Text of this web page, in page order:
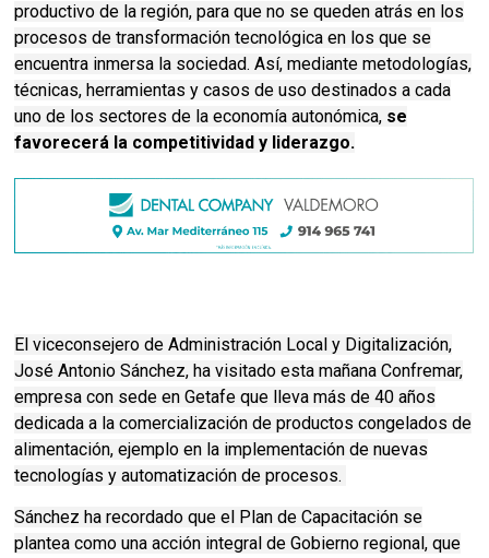
productivo de la región, para que no se queden atrás en los
procesos de transformación tecnológica en los que se
encuentra inmersa la sociedad. Así, mediante metodologías,
técnicas, herramientas y casos de uso destinados a cada
uno de los sectores de la economía autonómica, se
favorecerá la competitividad y liderazgo.
El viceconsejero de Administración Local y Digitalización,
José Antonio Sánchez, ha visitado esta mañana Confremar,
empresa con sede en Getafe que lleva más de 40 años
dedicada a la comercialización de productos congelados de
alimentación, ejemplo en la implementación de nuevas
tecnologías y automatización de procesos.
Sánchez ha recordado que el Plan de Capacitación se
plantea como una acción integral de Gobierno regional, que